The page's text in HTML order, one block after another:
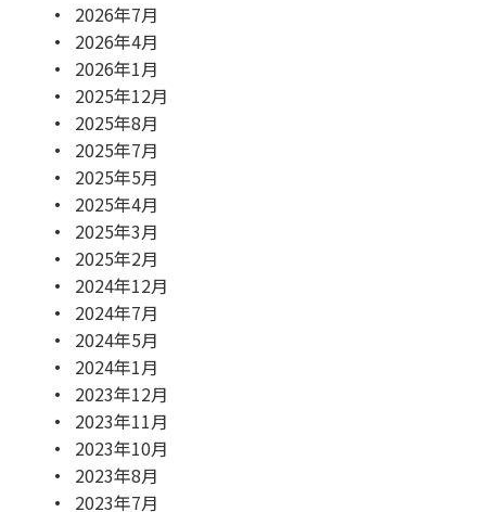
2026年7月
2026年4月
2026年1月
2025年12月
2025年8月
2025年7月
2025年5月
2025年4月
2025年3月
2025年2月
2024年12月
2024年7月
2024年5月
2024年1月
2023年12月
2023年11月
2023年10月
2023年8月
2023年7月